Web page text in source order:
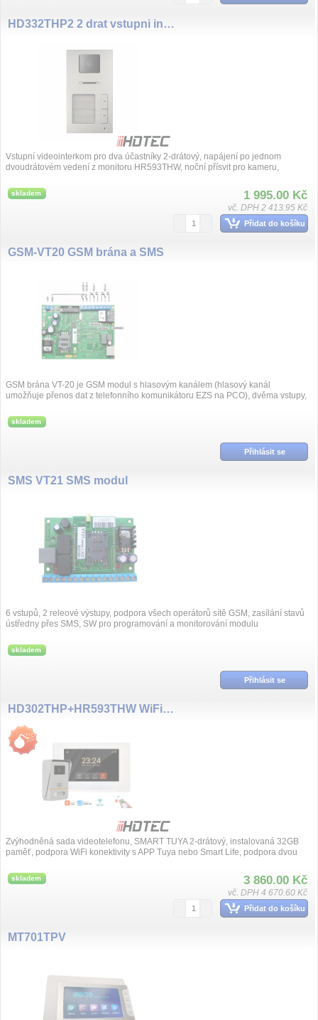
HD332THP2 2 drat vstupni inrerkom 2 tlačítka
Vstupní videointerkom pro dva účastníky 2-drátový, napájení po jednom
dvoudrátovém vedení z monitoru HR593THW, noční přísvit pro kameru,
skladem 1 995.00 Kč
vč. DPH 2 413.95 Kč
Přidat do košíku
GSM-VT20 GSM brána a SMS
GSM brána VT-20 je GSM modul s hlasovým kanálem (hlasový kanál
umožňuje přenos dat z telefonního komunikátoru EZS na PCO), dvěma vstupy,
skladem
Přihlásit se
SMS VT21 SMS modul
6 vstupů, 2 releové výstupy, podpora všech operátorů sítě GSM, zasílání stavů
ústředny přes SMS, SW pro programování a monitorování modulu
skladem
Přihlásit se
HD302THP+HR593THW WiFi Tuya 2 drat sada videotelefonu
Zvýhodněná sada videotelefonu, SMART TUYA 2-drátový, instalovaná 32GB
paměť, podpora WiFi konektivity s APP Tuya nebo Smart Life, podpora dvou
skladem 3 860.00 Kč
vč. DPH 4 670.60 Kč
Přidat do košíku
MT701TPV